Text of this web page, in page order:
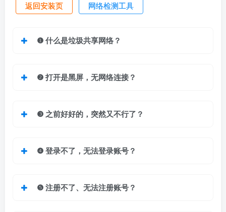
返回安装页 网络检测工具
❶ 什么是垃圾共享网络？
❷ 打开是黑屏，无网络连接？
❸之前好好的，突然又不行了？
❹ 登录不了，无法登录账号？
❺ 注册不了、无法注册账号？